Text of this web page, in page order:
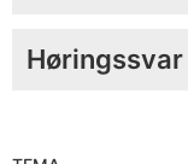
Høringssvar